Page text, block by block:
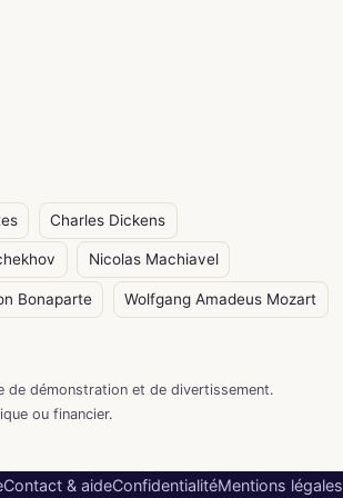
Charles Dickens
Nicolas Machiavel
Bonaparte Wolfgang Amadeus Mozart
de démonstration et de divertissement.
ou financier.
Contact & aideConfidentialitéMentions légales